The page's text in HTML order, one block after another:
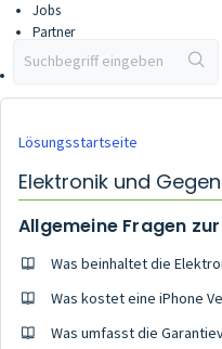
Jobs
Partner
Partner werden
Vertriebsportal
Lösungsstartseite
Elektronik und
Allgemeine Fragen
Was beinhaltet die
Was kostet eine iPhone
Was umfasst die